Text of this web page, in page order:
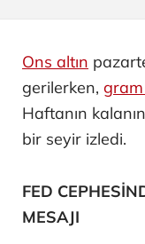
Ons altın
gerilerken, gram
Haftanın
bir seyir izledi.
FED
MESAJI